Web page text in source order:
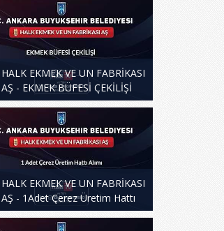
HALK EKMEK VE UN FABRİKASI
AŞ - EKMEK BÜFESİ ÇEKİLİŞİ
HALK EKMEK VE UN FABRİKASI
AŞ - 1Adet Çerez Üretim Hattı
Alımı